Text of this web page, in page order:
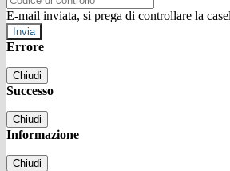
E-mail inviata, si prega di controllare la
Errore
Chiudi
Successo
Chiudi
Informazione
Chiudi